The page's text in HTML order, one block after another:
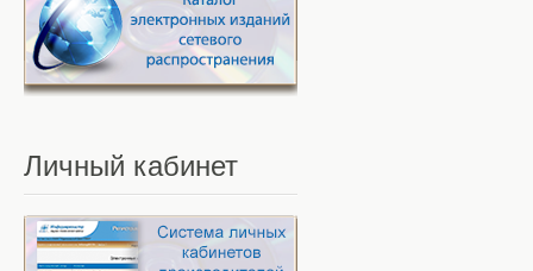
Личный кабинет